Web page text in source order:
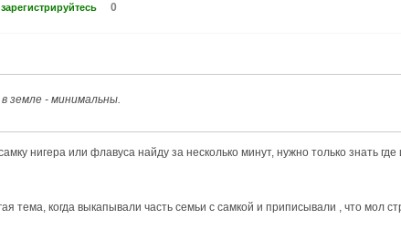
зарегистрируйтесь 0
земле - минимальны.
нигера или флавуса найду за несколько минут, нужно только знать
тема, когда выкапывали часть семьи с самкой и приписывали , что мол